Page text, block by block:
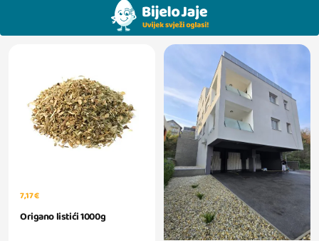
7,17 €
Origano listići 1000g